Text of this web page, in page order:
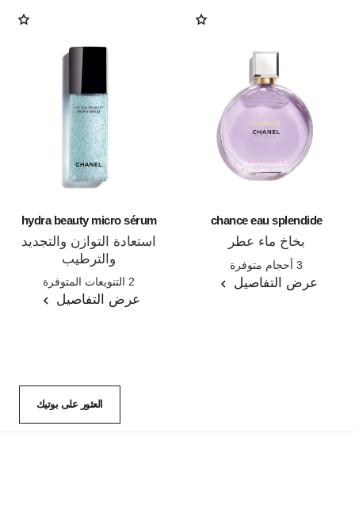
chance eau splendide
بخاخ ماء عطر
3 أحجام متوفرة
عرض التفاصيل
hydra beauty micro sérum
استعادة التوازن والتجديد
والترطيب
2 التنويعات المتوفرة
عرض التفاصيل
العثور على بوتيك